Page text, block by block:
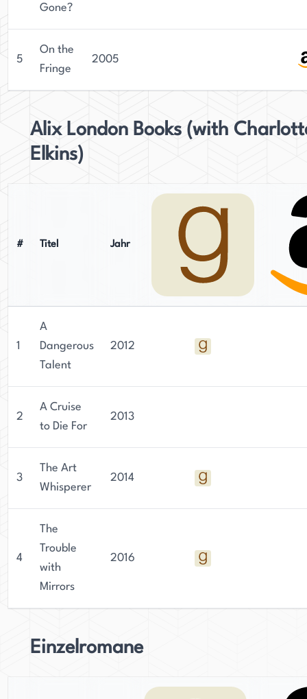
Gone?
5
On the
Fringe
2005
Alix London Books (with
Elkins)
# Titel Jahr
1
A
Dangerous
Talent
2012
2
A Cruise
to Die For
2013
3
The Art
Whisperer
2014
4
The
Trouble
with
Mirrors
2016
Einzelromane